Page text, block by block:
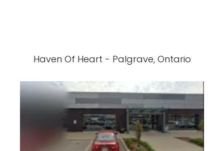
Haven Of Heart - Palgrave, Ontario